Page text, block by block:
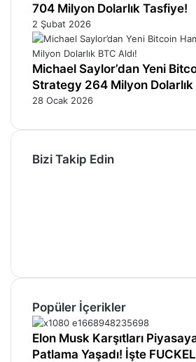
704 Milyon Dolarlık Tasfiye!
2 Şubat 2026
Michael Saylor’dan Yeni
Strategy 264 Milyon Dolarlık
28 Ocak 2026
Bizi Takip Edin
Popüler İçerikler
Elon Musk Karşıtları
Patlama Yaşadı! İşte